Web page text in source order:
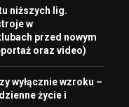
niższych lig.
w
przed nowym
oraz video)
wyłącznie wzroku –
życie i